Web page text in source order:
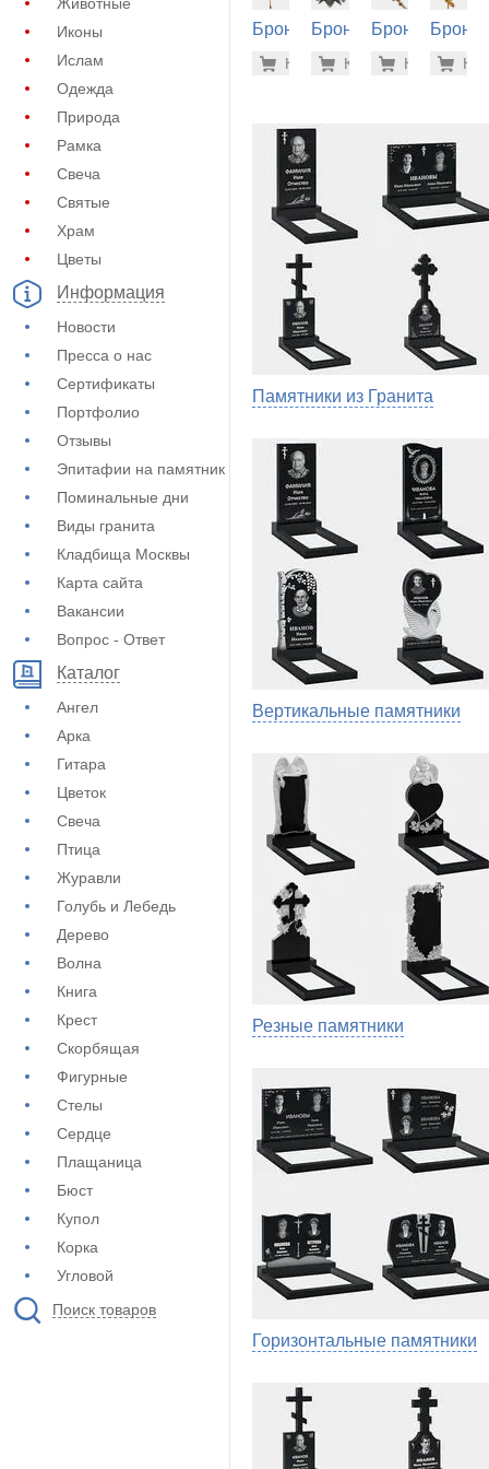
Иконы
Ислам
Одежда
Природа
Рамка
Свеча
Святые
Храм
Цветы
Информация
Новости
Пресса о нас
Сертификаты
Портфолио
Отзывы
Эпитафии на памятник
Поминальные дни
Виды гранита
Кладбища Москвы
Карта сайта
Вакансии
Вопрос - Ответ
Каталог
Ангел
Арка
Гитара
Цветок
Свеча
Птица
Журавли
Голубь и Лебедь
Дерево
Волна
Книга
Крест
Скорбящая
Фигурные
Стелы
Сердце
Плащаница
Бюст
Купол
Корка
Угловой
Поиск товаров
Бронза
памятник
-7% 13.900
Купить
Бронза
памятник
-7%
Купить
Бронза
памятник
-
Купить
Бронза
Памятники из Гранита
Вертикальные памятники
Резные памятники
Горизонтальные памятники